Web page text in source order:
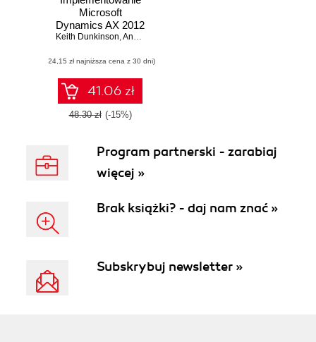
Microsoft
Dynamics AX 2012
za pomocą Sure
Keith Dunkinson,Andrew Birch
(24,15 zł najniższa cena z 30 dni)
41.06 zł
48.30 zł (-15%)
Program partnerski - zarabiaj
więcej »
Brak książki? - daj nam znać »
Subskrybuj newsletter »